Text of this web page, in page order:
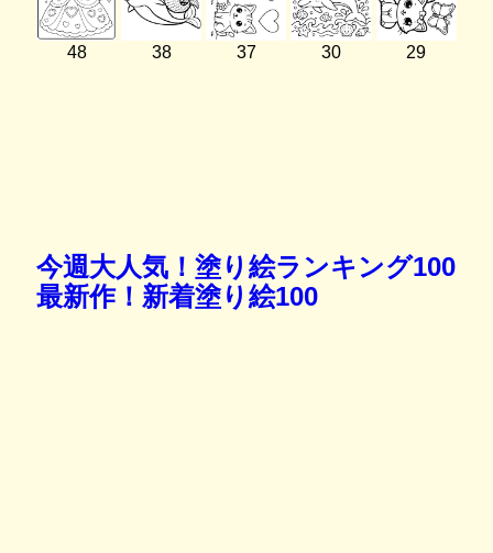
48 38 37 30 29
今週大人気！塗り絵ランキング100
最新作！新着塗り絵100